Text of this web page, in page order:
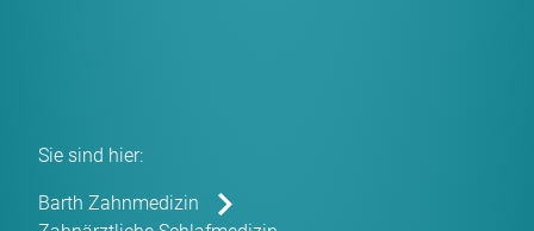
Sie sind hier:
Barth Zahnmedizin